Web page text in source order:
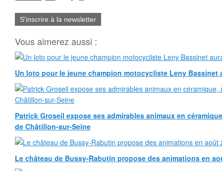
S'inscrire à la newsletter
Vous aimerez aussi :
Un loto pour le jeune champion motocycliste Leny Bassinet
Patrick Groseil expose ses admirables animaux en
de Châtillon-sur-Seine
Le château de Bussy-Rabutin propose des animations en